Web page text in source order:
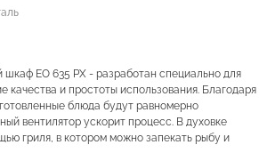
шкаф EO 635 PX - разработан специально для
качества и простоты использования. Благодаря
блюда будут равномерно
вентилятор ускорит процесс. В духовке
гриля, в котором можно запекать рыбу и